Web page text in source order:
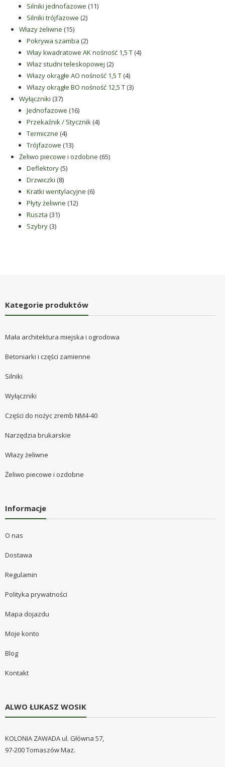
produktów
Silniki jednofazowe 1111
Silniki trójfazowe 22
Włazy żeliwne 1515
produktów
Pokrywa szamba 22
produkty
Włay kwadratowe AK nośność 1,5 T 44
Właz studni teleskopowej 22
produkty
Włazy okrągłe AO nośność 1,5 T 44
produkty
Włazy okrągłe BO nośność 12,5 T 33
Wyłączniki 3737
produktów
Jednofazowe 1616
produktów
Przekaźnik / Stycznik 44
Termiczne 44
produkty
Trójfazowe 1313
produktów
Żeliwo piecowe i ozdobne 6565
Deflektory 55
Drzwiczki 88
produktów
Kratki wentylacyjne 66
Płyty żeliwne 1212
Ruszta 3131
Szybry 33
Kategorie produktów
Mała architektura miejska i ogrodowa
Betoniarki i części zamienne
Silniki
Wyłączniki
Części do nożyc zremb NM4-40
Narzędzia brukarskie
Włazy żeliwne
Żeliwo piecowe i ozdobne
Informacje
O nas
Dostawa
Regulamin
Polityka prywatności
Mapa dojazdu
Moje konto
Blog
Kontakt
ALWO ŁUKASZ WOSIK
KOLONIA ZAWADA ul. Główna 57,
97-200 Tomaszów Maz.